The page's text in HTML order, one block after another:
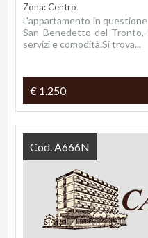
Zona: Centro
L'appartamento in
San Benedetto del Tronto,
servizi e comodità.Si trova...
€ 1.250
Cod. A666N